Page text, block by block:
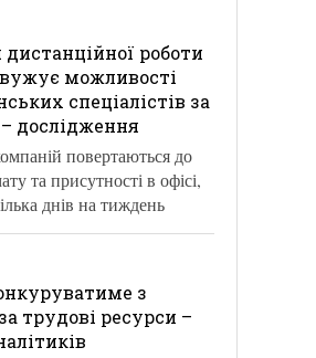
дистанційної роботи
можливості
спеціалістів за
дослідження
повертаються до
та присутності в офісі,
днів на тиждень
з
трудові ресурси –